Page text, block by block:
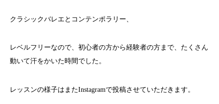
クラシックバレエとコンテンポラリー、
レベルフリーなので、初心者の方から経験者の方まで、たくさん
動いて汗をかいた時間でした。
レッスンの様子はまたInstagramで投稿させていただきます。